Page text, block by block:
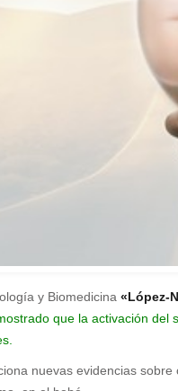
y Biomedicina «López-
que la activación del
nuevas evidencias